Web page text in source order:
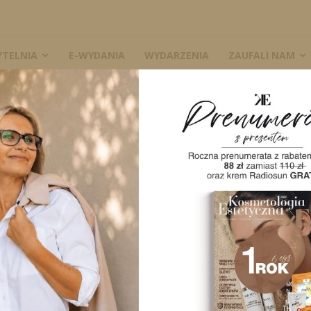
E-WYDANIA WYDARZENIA ZAUFALI NAM
hialuronowego w kosmetologii i medycynie estetycznej
kwasu
i medycynie